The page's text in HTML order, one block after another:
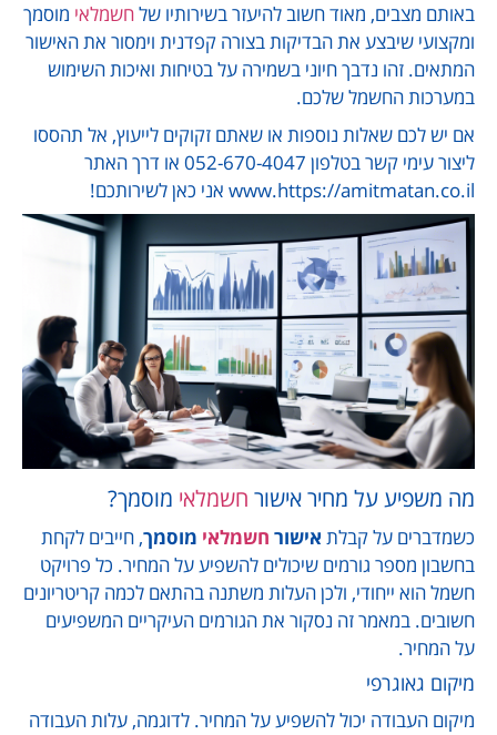
באותם מצבים, מאוד חשוב להיעזר בשירותיו שלחשמלאימוסמך
ומקצועי שיבצע את הבדיקות בצורה קפדנית וימסור את האישור
המתאים. זהו נדבך חיוני בשמירה על בטיחות ואיכות השימוש
במערכות החשמל שלכם.
אם יש לכם שאלות נוספות או שאתם זקוקים לייעוץ, אל תהססו
ליצור עימי קשר בטלפון 052-670-4047 או דרך האתר
www.https://amitmatan.co.il אני כאן לשירותכם!
מה משפיע על מחיר אישור חשמלאימוסמך?
כשמדברים על קבלת אישור חשמלאימוסמך, חייבים לקחת
בחשבון מספר גורמים שיכולים להשפיע על המחיר. כל פרויקט
חשמל הוא ייחודי, ולכן העלות משתנה בהתאם לכמה קריטריונים
חשובים. במאמר זה נסקור את הגורמים העיקריים המשפיעים
על המחיר.
מיקום גאוגרפי
מיקום העבודה יכול להשפיע על המחיר. לדוגמה, עלות העבודה